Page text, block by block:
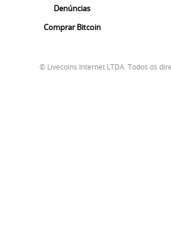
Denúncias
Comprar Bitcoin
© Livecoins Internet LTDA. Todos os